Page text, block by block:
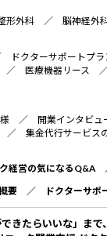
形外科 ／ 脳神経外
ドクターサポートプラ
／ 医療機器リース
／ 開業インタビュ
／ 集金代行サービス
経営の気になるQ&A
要 ／ ドクターサポ
きたらいいな」ま